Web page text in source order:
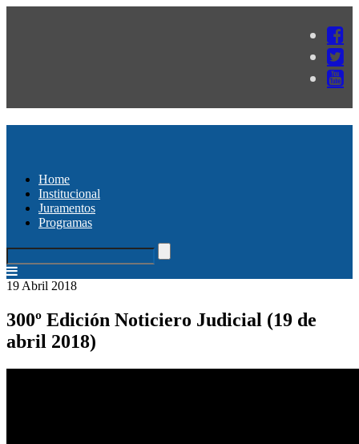
Home
Institucional
Juramentos
Programas
19 Abril 2018
300º Edición Noticiero Judicial (19 de
abril 2018)